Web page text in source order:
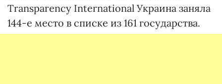
Transparency International Украина заняла
144-е место в списке из 161 государства.